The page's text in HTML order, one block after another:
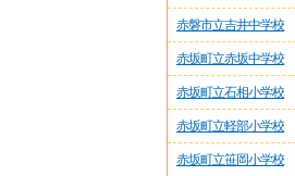
赤磐市立吉井中学校
赤坂町立赤坂中学校
赤坂町立石相小学校
赤坂町立軽部小学校
赤坂町立笹岡小学校